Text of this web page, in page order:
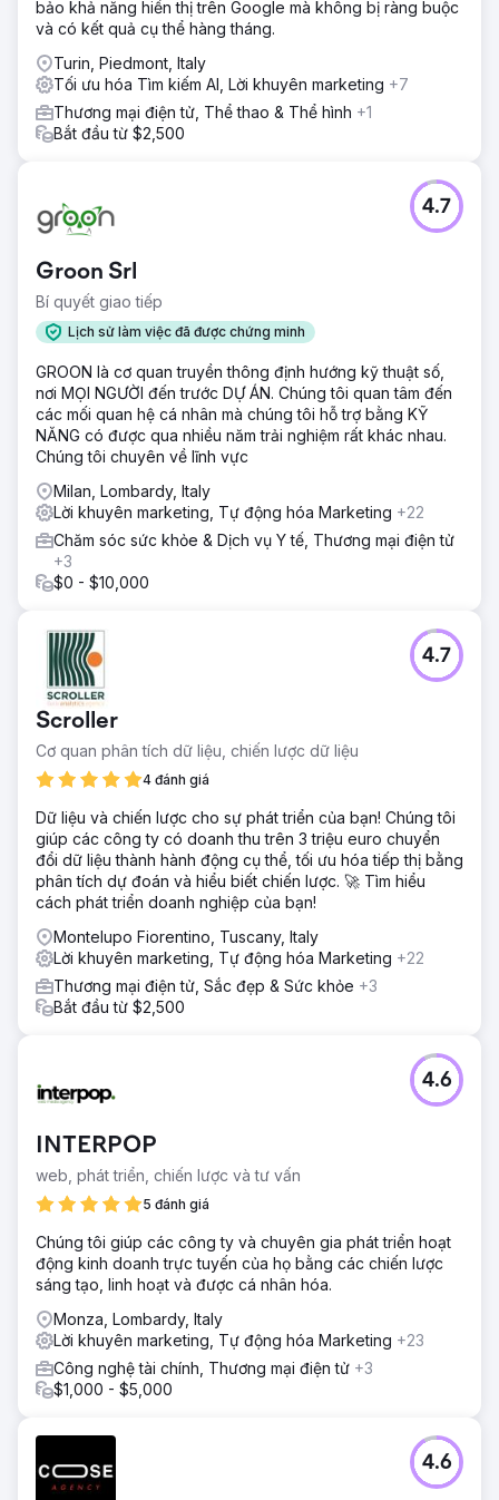
bảo khả năng hiển thị trên Google mà không bị ràng buộc
và có kết quả cụ thể hàng tháng.
Turin, Piedmont, Italy
Tối ưu hóa Tìm kiếm AI, Lời khuyên marketing +7
Thương mại điện tử, Thể thao & Thể hình +1
Bắt đầu từ $2,500
Groon Srl
Bí quyết giao tiếp
Lịch sử làm việc đã được chứng minh
4.7
GROON là cơ quan truyền thông định hướng kỹ thuật số,
nơi MỌI NGƯỜI đến trước DỰ ÁN. Chúng tôi quan tâm đến
các mối quan hệ cá nhân mà chúng tôi hỗ trợ bằng KỸ
NĂNG có được qua nhiều năm trải nghiệm rất khác nhau.
Chúng tôi chuyên về lĩnh vực
Milan, Lombardy, Italy
Lời khuyên marketing, Tự động hóa Marketing +22
Chăm sóc sức khỏe & Dịch vụ Y tế, Thương mại điện tử
+3
$0 - $10,000
Scroller
Cơ quan phân tích dữ liệu, chiến lược dữ liệu
4 đánh giá
4.7
Dữ liệu và chiến lược cho sự phát triển của bạn! Chúng tôi
giúp các công ty có doanh thu trên 3 triệu euro chuyển
đổi dữ liệu thành hành động cụ thể, tối ưu hóa tiếp thị bằng
phân tích dự đoán và hiểu biết chiến lược. 🚀 Tìm hiểu
cách phát triển doanh nghiệp của bạn!
Montelupo Fiorentino, Tuscany, Italy
Lời khuyên marketing, Tự động hóa Marketing +22
Thương mại điện tử, Sắc đẹp & Sức khỏe +3
Bắt đầu từ $2,500
INTERPOP
web, phát triển, chiến lược và tư vấn
5 đánh giá
4.6
Chúng tôi giúp các công ty và chuyên gia phát triển hoạt
động kinh doanh trực tuyến của họ bằng các chiến lược
sáng tạo, linh hoạt và được cá nhân hóa.
Monza, Lombardy, Italy
Lời khuyên marketing, Tự động hóa Marketing +23
Công nghệ tài chính, Thương mại điện tử +3
$1,000 - $5,000
4.6